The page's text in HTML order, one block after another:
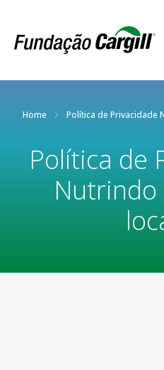
Home Política de Privacidade
Política de
Nutrindo